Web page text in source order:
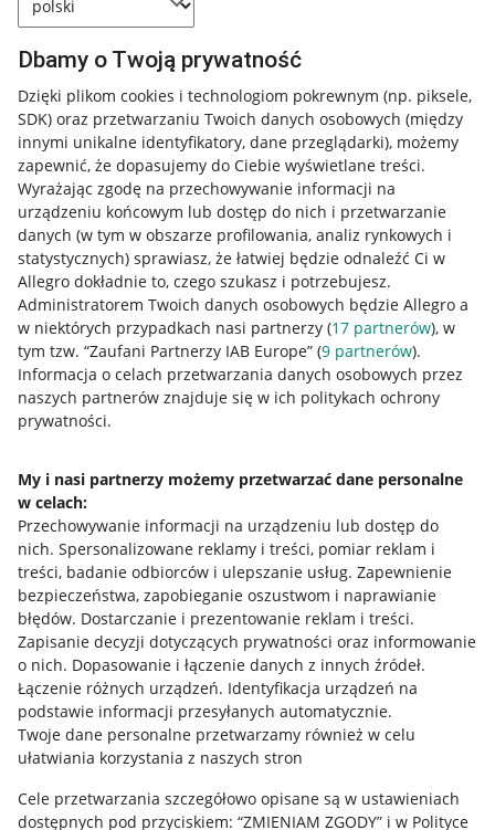
Dbamy o Twoją prywatność
Dzięki plikom cookies i technologiom pokrewnym (np. piksele,
SDK) oraz przetwarzaniu Twoich danych osobowych (między
innymi unikalne identyfikatory, dane przeglądarki), możemy
zapewnić, że dopasujemy do Ciebie wyświetlane treści.
Wyrażając zgodę na przechowywanie informacji na
urządzeniu końcowym lub dostęp do nich i przetwarzanie
danych (w tym w obszarze profilowania, analiz rynkowych i
statystycznych) sprawiasz, że łatwiej będzie odnaleźć Ci w
Allegro dokładnie to, czego szukasz i potrzebujesz.
Administratorem Twoich danych osobowych będzie Allegro a
w niektórych przypadkach nasi partnerzy (17 partnerów), w
tym tzw. “Zaufani Partnerzy IAB Europe” (9 partnerów).
Informacja o celach przetwarzania danych osobowych przez
naszych partnerów znajduje się w ich politykach ochrony
prywatności.
My i nasi partnerzy możemy przetwarzać dane personalne
w celach:
Przechowywanie informacji na urządzeniu lub dostęp do
nich. Spersonalizowane reklamy i treści, pomiar reklam i
treści, badanie odbiorców i ulepszanie usług. Zapewnienie
bezpieczeństwa, zapobieganie oszustwom i naprawianie
błędów. Dostarczanie i prezentowanie reklam i treści.
Zapisanie decyzji dotyczących prywatności oraz informowanie
o nich. Dopasowanie i łączenie danych z innych źródeł.
Łączenie różnych urządzeń. Identyfikacja urządzeń na
podstawie informacji przesyłanych automatycznie.
Twoje dane personalne przetwarzamy również w celu
ułatwiania korzystania z naszych stron
Cele przetwarzania szczegółowo opisane są w ustawieniach
dostępnych pod przyciskiem: “ZMIENIAM ZGODY” i w Polityce
Przydatne informacje
Jak to działa
Allegro Gadane dla sprzedających
Allegro Gadane dla kupujących
Mapa miejscowości
Informacje prawne
Regulamin
Polityka plików "cookies"
Ustawienia plików "cookies"
Udostępnianie lokalizacji